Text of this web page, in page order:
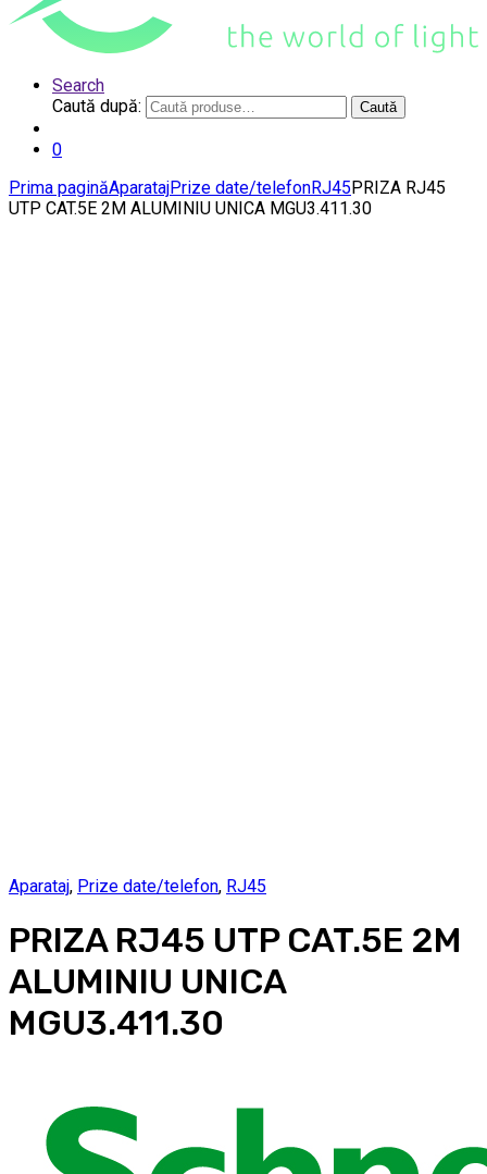
Search
Caută după:
Caută
0
Prima paginăAparatajPrize date/telefonRJ45PRIZA RJ45
UTP CAT.5E 2M ALUMINIU UNICA MGU3.411.30
Aparataj, Prize date/telefon, RJ45
PRIZA RJ45 UTP CAT.5E 2M
ALUMINIU UNICA
MGU3.411.30